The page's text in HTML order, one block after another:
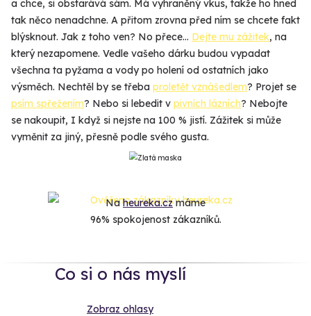
a chce, si obstarává sám. Má vyhraněný vkus, takže ho hned
tak něco nenadchne. A přitom zrovna před ním se chcete fakt
blýsknout. Jak z toho ven? No přece… Dejte mu zážitek, na
který nezapomene. Vedle vašeho dárku budou vypadat
všechna ta pyžama a vody po holení od ostatních jako
výsměch. Nechtěl by se třeba proletět vznášedlem? Projet se
psím spřežením? Nebo si lebedit v pivních lázních? Nebojte
se nakoupit, I když si nejste na 100 % jistí. Zážitek si může
vyměnit za jiný, přesně podle svého gusta.
Naheureka.czmáme
96% spokojenost zákazníků.
Co si o nás myslí
Zobraz ohlasy